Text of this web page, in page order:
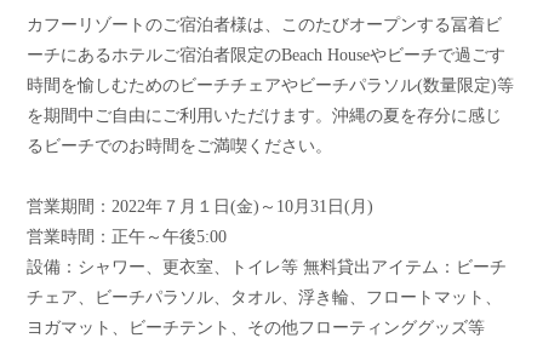
カフーリゾートのご宿泊者様は、このたびオープンする冨着ビ
ーチにあるホテルご宿泊者限定のBeach Houseやビーチで過ごす
時間を愉しむためのビーチチェアやビーチパラソル(数量限定)等
を期間中ご自由にご利用いただけます。沖縄の夏を存分に感じ
るビーチでのお時間をご満喫ください。
営業期間：2022年７月１日(金)～10月31日(月)
営業時間：正午～午後5:00
設備：シャワー、更衣室、トイレ等 無料貸出アイテム：ビーチ
チェア、ビーチパラソル、タオル、浮き輪、フロートマット、
ヨガマット、ビーチテント、その他フローティンググッズ等